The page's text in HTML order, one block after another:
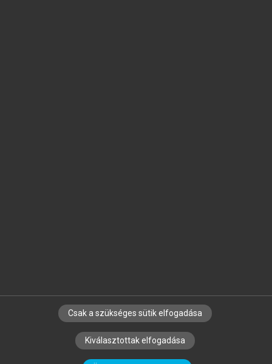
SZERZŐKNEK CÉGEKNEK KÖNYVTÁROSOKNAK
SZERKESZTÉSI ÉS LEKTORÁLÁSI ALAPELVEK
Csak a szükséges sütik elfogadása
Kiválasztottak elfogadása